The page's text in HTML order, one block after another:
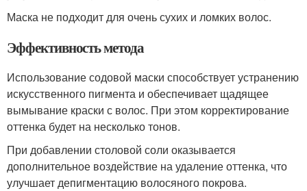
Маска не подходит для очень сухих и ломких волос.
Эффективность метода
Использование содовой маски способствует устранению
искусственного пигмента и обеспечивает щадящее
вымывание краски с волос. При этом корректирование
оттенка будет на несколько тонов.
При добавлении столовой соли оказывается
дополнительное воздействие на удаление оттенка, что
улучшает депигментацию волосяного покрова.